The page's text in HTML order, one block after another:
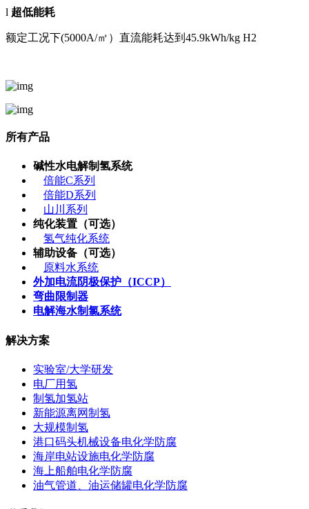
l 超低能耗
额定工况下(5000A/㎡）直流能耗达到45.9kWh/kg H2
所有产品
碱性水电解制氢系统
倍能C系列
倍能D系列
山川系列
纯化装置（可选）
氢气纯化系统
辅助设备（可选）
原料水系统
外加电流阴极保护（ICCP）
弯曲限制器
电解海水制氯系统
解决方案
实验室/大学研发
电厂用氢
制氢加氢站
新能源离网制氢
大规模制氢
港口码头机械设备电化学防腐
海岸电站设施电化学防腐
海上船舶电化学防腐
油气管道、油运储罐电化学防腐